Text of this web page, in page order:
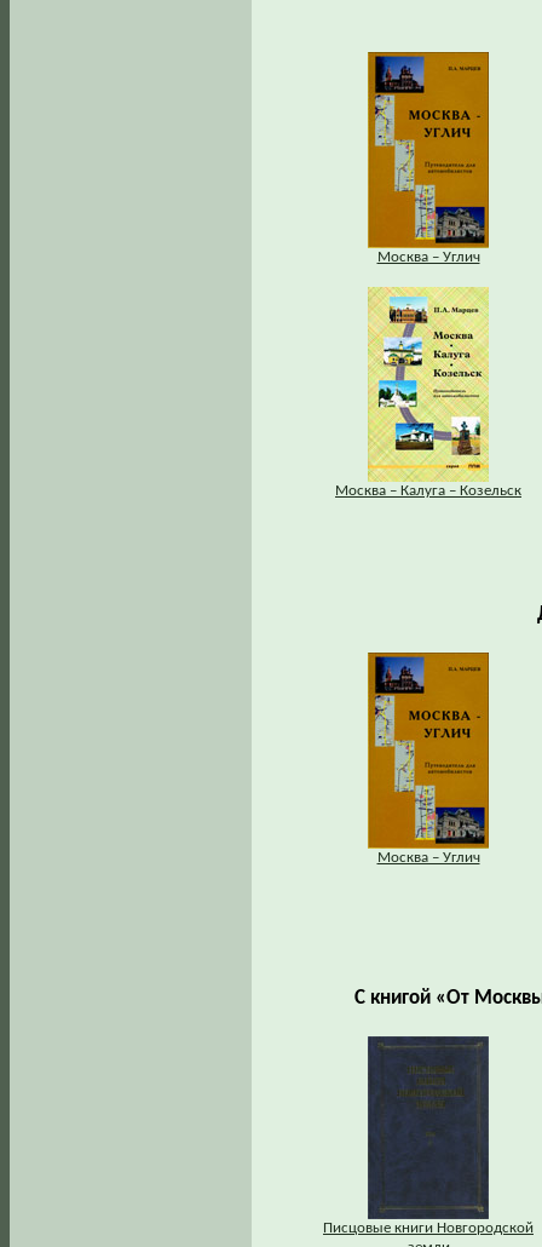
Москва – Углич
Москва – Калуга – Козельск
Москва – Углич
С книгой «От
Писцовые книги Новгородской